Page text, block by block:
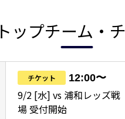
トップチーム・
チケット 12:00〜
9/2 [水] vs 浦和レッズ戦
場 受付開始